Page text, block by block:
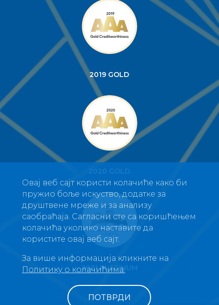
Овај веб сајт користи колачиће како би
пружио боље искуство, додатке за
друштвене мреже и за анализу
саобраћаја. Сагласни сте са коришћењем
колачића уколико наставите да
користите овај веб сајт.
За више информација кликните на
Политику о колачићима.
ПОТВРДИ
2019 GOLD
2020 GOLD
2021 PLATINUM